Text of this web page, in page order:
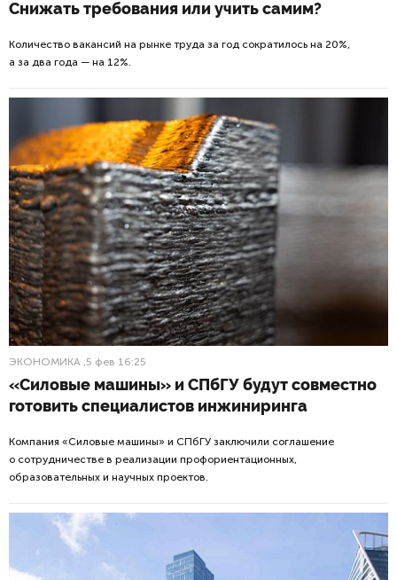
Снижать требования или учить самим?
Количество вакансий на рынке труда за год сократилось на 20%,
а за два года — на 12%.
ЭКОНОМИКА ,5 фев 16:25
«Силовые машины» и СПбГУ будут совместно
готовить специалистов инжиниринга
Компания «Силовые машины» и СПбГУ заключили соглашение
о сотрудничестве в реализации профориентационных,
образовательных и научных проектов.